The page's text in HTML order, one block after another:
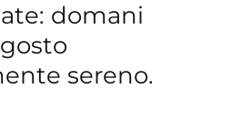
domani
sereno.